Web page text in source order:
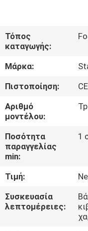
ΓΎΡΟΣ
ΈΛΕΓΧΟΣ
ΜΑΣ
ΕΛΆΤΕ
ΣΕ
ΕΠΑΦΉ
ΜΕ
Τόπος
καταγωγής:
Μάρκα:
Πιστοποίηση:
Αριθμό
μοντέλου:
Ποσότητα
παραγγελίας
min:
1
Τιμή:
Συσκευασία
λεπτομέρειες: